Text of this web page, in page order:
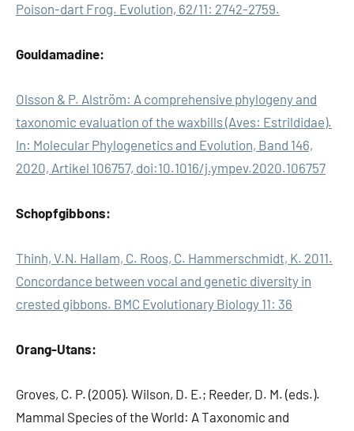
Poison-dart Frog. Evolution, 62/11: 2742-2759.
Gouldamadine:
Olsson & P. Alström: A comprehensive phylogeny and
taxonomic evaluation of the waxbills (Aves: Estrildidae).
In: Molecular Phylogenetics and Evolution, Band 146,
2020, Artikel 106757, doi:10.1016/j.ympev.2020.106757
Schopfgibbons:
Thinh, V.N. Hallam, C. Roos, C. Hammerschmidt, K. 2011.
Concordance between vocal and genetic diversity in
crested gibbons. BMC Evolutionary Biology 11: 36
Orang-Utans:
Groves, C. P. (2005). Wilson, D. E.; Reeder, D. M. (eds.).
Mammal Species of the World: A Taxonomic and